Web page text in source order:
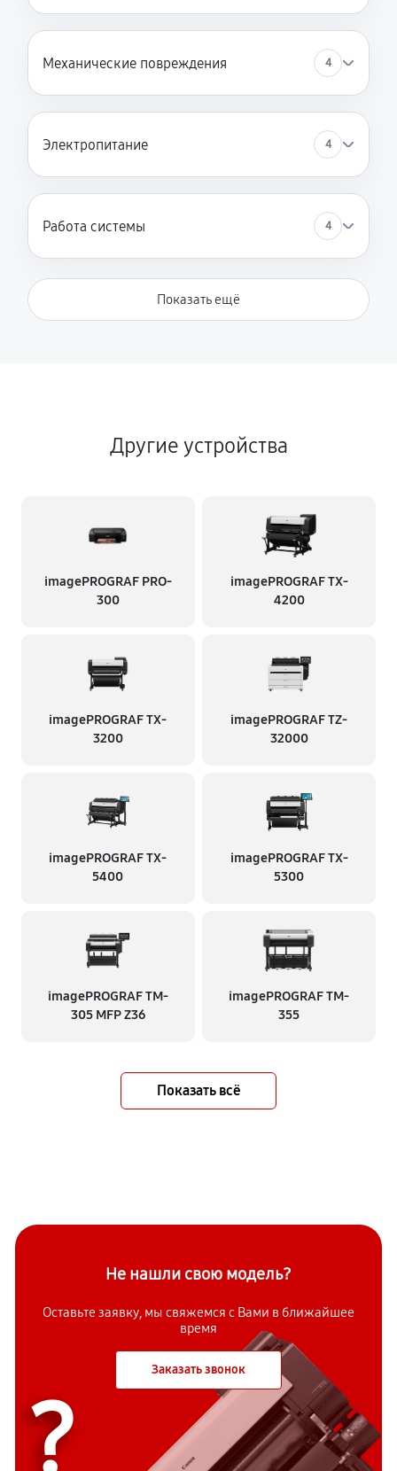
Механические повреждения 4
Электропитание 4
Работа системы 4
Показать ещё
Другие устройства
imagePROGRAF PRO-
300
imagePROGRAF TX-
4200
imagePROGRAF TX-
3200
imagePROGRAF TZ-
32000
imagePROGRAF TX-
5400
imagePROGRAF TX-
5300
imagePROGRAF TM-
305 MFP Z36
imagePROGRAF TM-
355
Показать всё
Не нашли свою модель?
Оставьте заявку, мы свяжемся с Вами в ближайшее
время
Заказать звонок
?